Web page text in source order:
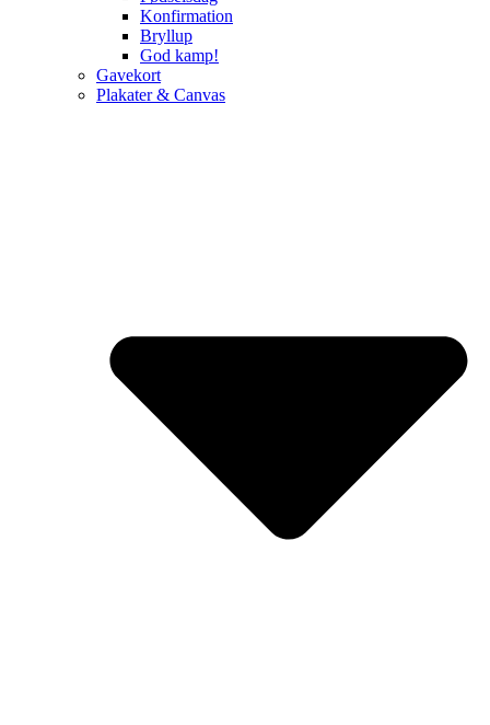
Konfirmation
Bryllup
God kamp!
Gavekort
Plakater & Canvas